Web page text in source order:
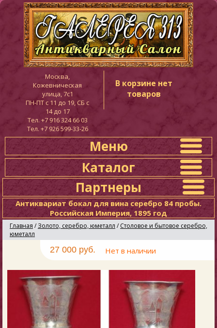
Москва,
Кожевническая
улица, 7с1
ПН-ПТ c 11 до 19, СБ с
14 до 17
Тел. +7 916 324 66 03
Тел. +7 926 599-33-26
В корзине нет
товаров
Меню
Каталог
Партнеры
Антиквариат бокал для вина серебро 84 пробы.
Российская Империя, 1895 год
Главная / Золото, серебро, юметалл / Столовое и бытовое серебро,
юметалл
27 000 руб. Нет в наличии